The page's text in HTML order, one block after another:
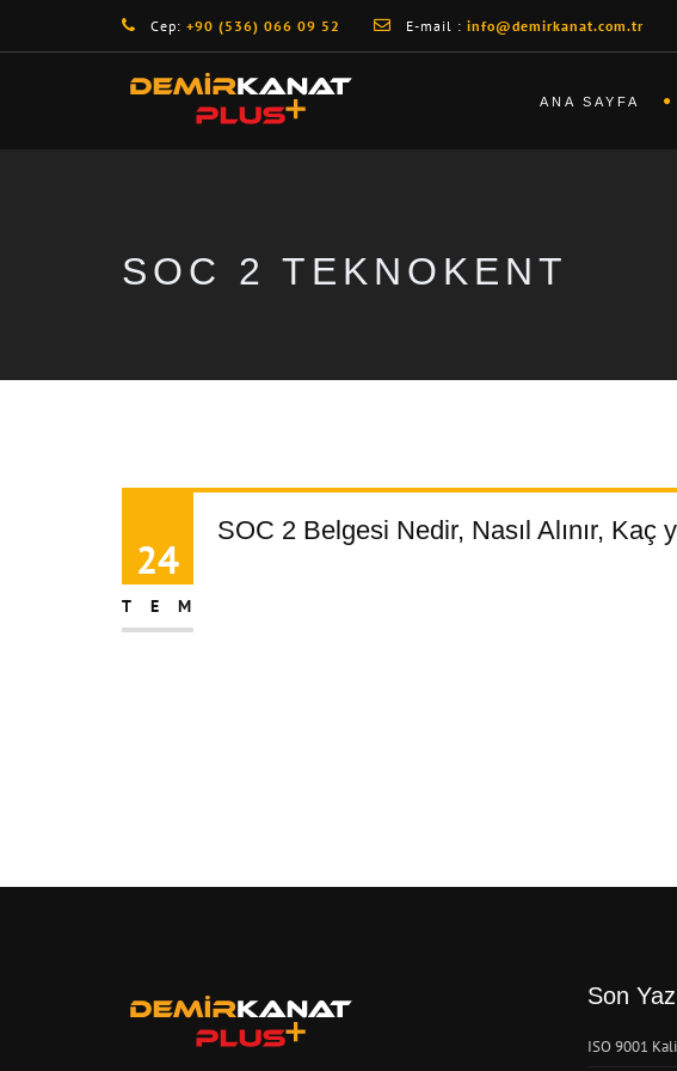
Cep: +90 (536) 066 09 52 E-mail : info@demirkanat.com.tr
ANA SAYFA
SOC 2 TEKNOKENT
24
TEM
SOC 2 Belgesi Nedir, Nasıl Alınır, Kaç
Son
ISO 9001